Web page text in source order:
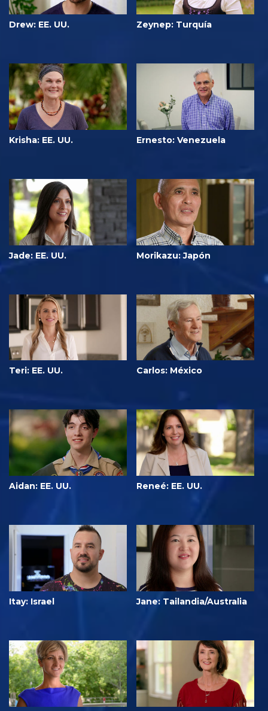
Drew: EE. UU. Zeynep: Turquía
Krisha: EE. UU. Ernesto: Venezuela
Jade: EE. UU. Morikazu: Japón
Teri: EE. UU. Carlos: México
Aidan: EE. UU. Reneé: EE. UU.
Itay: Israel Jane: Tailandia/Australia